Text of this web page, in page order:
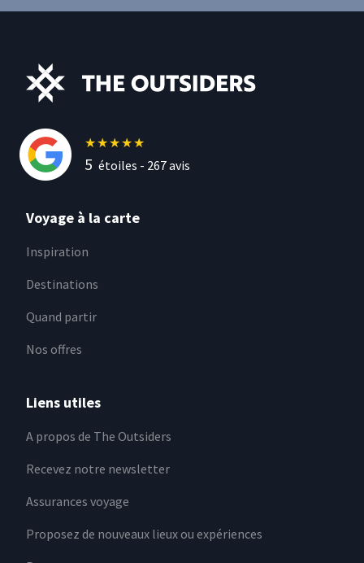
★★★★★
5 étoiles - 267avis
Voyage à la carte
Inspiration
Destinations
Quand partir
Nos offres
Liens utiles
A propos de The Outsiders
Recevez notre newsletter
Assurances voyage
Proposez de nouveaux lieux ou expériences